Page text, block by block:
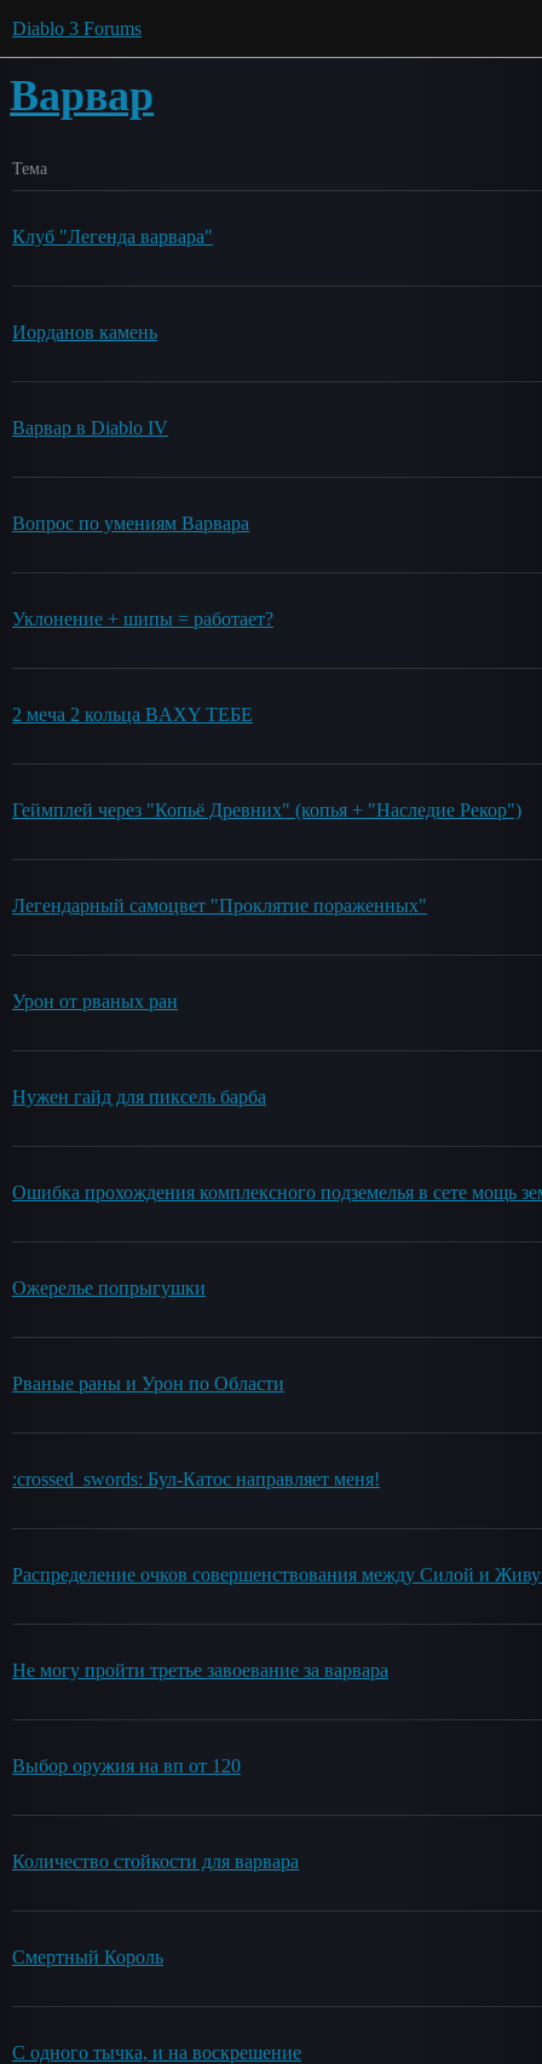
Diablo 3 Forums
Варвар
Тема
Клуб "Легенда варвара"
Иорданов камень
Варвар в Diablo IV
Вопрос по умениям Варвара
Уклонение + шипы = работает?
2 меча 2 кольца ВAXY ТЕБЕ
Геймплей через "Копьё Древних" (копья + "Наследие Рекор")
Легендарный самоцвет "Проклятие пораженных"
Урон от рваных ран
Нужен гайд для пиксель барба
Ошибка прохождения комплексного подземелья в сете мощь
Ожерелье попрыгушки
Рваные раны и Урон по Области
:crossed_swords: Бул-Катос направляет меня!
Распределение очков совершенствования между Силой и
Не могу пройти третье завоевание за варвара
Выбор оружия на вп от 120
Количество стойкости для варвара
Смертный Король
С одного тычка, и на воскрешение